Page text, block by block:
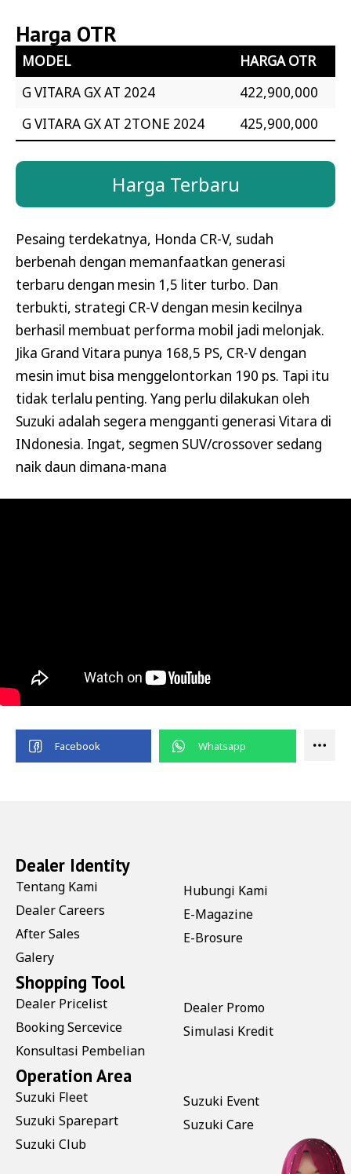
Harga OTR
MODEL
HARGA OTR
G VITARA GX AT 2024
422,900,000
G VITARA GX AT 2TONE 2024
425,900,000
Harga Terbaru
Pesaing terdekatnya, Honda CR-V, sudah
berbenah dengan memanfaatkan generasi
terbaru dengan mesin 1,5 liter turbo. Dan
terbukti, strategi CR-V dengan mesin kecilnya
berhasil membuat performa mobil jadi melonjak.
Jika Grand Vitara punya 168,5 PS, CR-V dengan
mesin imut bisa menggelontorkan 190 ps. Tapi itu
tidak terlalu penting. Yang perlu dilakukan oleh
Suzuki adalah segera mengganti generasi Vitara di
INdonesia. Ingat, segmen SUV/crossover sedang
naik daun dimana-mana
Dealer Identity
Tentang Kami
Dealer Careers
After Sales
Galery
Hubungi Kami
E-Magazine
E-Brosure
Shopping Tool
Dealer Pricelist
Booking Sercevice
Konsultasi Pembelian
Dealer Promo
Simulasi Kredit
Operation Area
Suzuki Fleet
Suzuki Sparepart
Suzuki Club
Suzuki Event
Suzuki Care